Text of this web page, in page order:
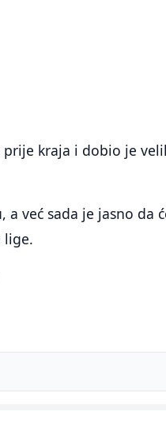
prije kraja i dobio je
a već sada je jasno da
lige.